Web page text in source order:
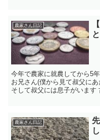
農家さん日記
今年で農家に就農してから5年が経ちます 僕の
お兄さん(僕から見て叔父に
そして叔父には息子がいます 古くより農家の長男が後継になるもの
農家さん日記